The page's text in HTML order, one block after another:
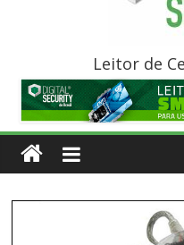
Digital
Security
do
Leitor de